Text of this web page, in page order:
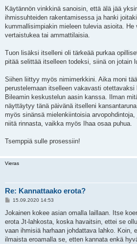
Käytännön vinkkinä sanoisin, että älä jää
ihmissuhteiden rakentamisessa ja hanki
kummallisimpiakin mieleen tulevia asioita. He
vertaistukea tai ammattilaisia.
Tuon lisäksi itselleni oli tärkeää purkaa
pitää selittää itselleen todeksi, siinä on jotain
Siihen liittyy myös nimimerkkini. Aika moni
perustelemaan itselleen vakavasti
Bileamin keskustelun aasin kanssa. Ilman
näyttäytyy tänä päivänä itselleni
myös sinänsä mielenkiintoisia
niitä rinnasta, vaikka myös Ihaa osaa puhua.
Tsemppiä sulle prosessiin!
Vieras
Re: Kannattaako erota?
V
e
t
i
15.09.2020 14:53
Jokainen kokee asian omalla laillaan. Itse
erota Jt-lahkosta, koska havaitsin, ettei se
vaan ihmisiä harhaan johdattava lahko. Koin,
ilmaista eroamalla se, etten kannata enkä